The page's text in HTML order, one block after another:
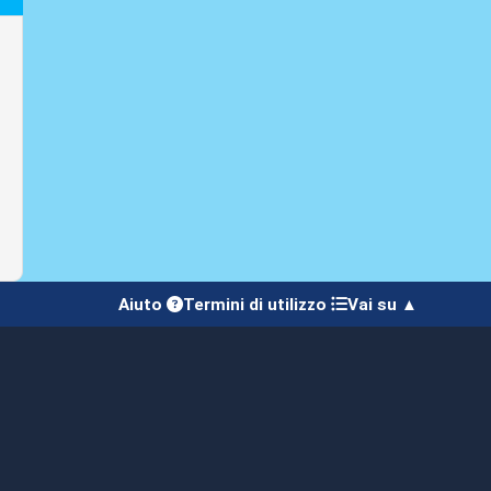
Aiuto Termini di utilizzo Vai su ▲